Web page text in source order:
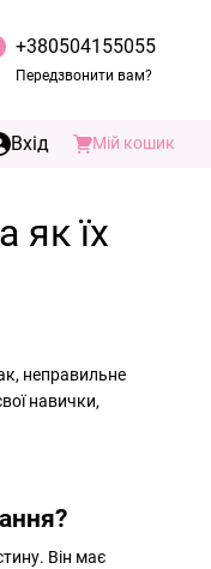
+380504155055
Передзвонити вам?
Вхід Мій кошик
як їх
неправильне
навички,
Він має